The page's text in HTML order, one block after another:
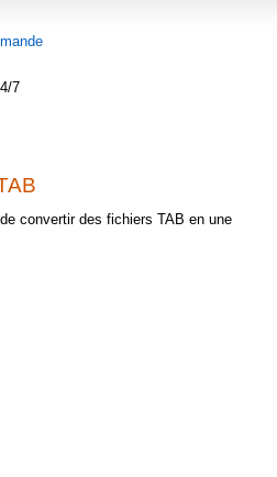
7
convertir des fichiers TAB en une